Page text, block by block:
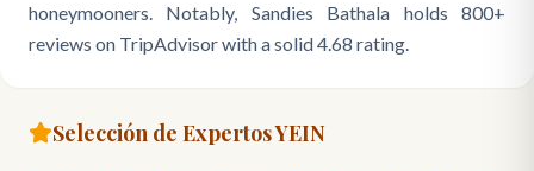
honeymooners. Notably, Sandies Bathala holds 800+
reviews on TripAdvisor with a solid 4.68 rating.
Selección de Expertos YEIN